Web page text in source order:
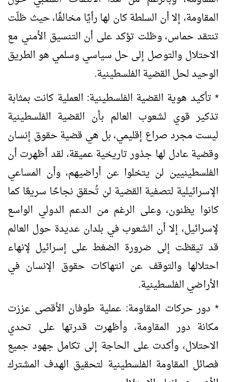
المقاومة، إلا أن السلطة كان لها رأيًا مخالفًا، حيث ظلّت
تنتقد حماس، وظلت تؤكد على أن التنسيق الأمني مع
الاحتلال والتوصل إلى حل سياسي وسلمي هو الطريق
الوحيد لحل القضية الفلسطينية.
* تأكيد هوية القضية الفلسطينية: العملية كانت بمثابة
تذكير قوي لشعوب العالم بأن القضية الفلسطينية
ليست مجرد صراع إقليمي، بل هي قضية حقوق إنسان
وقضية عادل لها جذور تاريخية عميقة، لقد أظهرت أن
الفلسطينيين لن يتخلوا عن أراضيهم، وأن المساعي
الإسرائيلية لتصفية القضية لن تُحقق نجاحًا سريعًا كما
كانوا يظنون، وعلى الرغم من الدعم الدولي الواسع
لإسرائيل، إلا أن الشعوب في بلدان عديدة حول العالم
قد تيقظت إلى ضرورة الضغط على إسرائيل لإنهاء
احتلالها والتوقف عن انتهاكات حقوق الإنسان في
الأراضي الفلسطينية.
* دور حركات المقاومة: عملية طوفان الأقصى عززت
مكانة دور المقاومة، وأظهرت قدرتها على تحدي
الاحتلال، وأكدت على الحاجة إلى تكامل جهود جميع
فصائل المقاومة الفلسطينية لتحقيق الهدف المشترك